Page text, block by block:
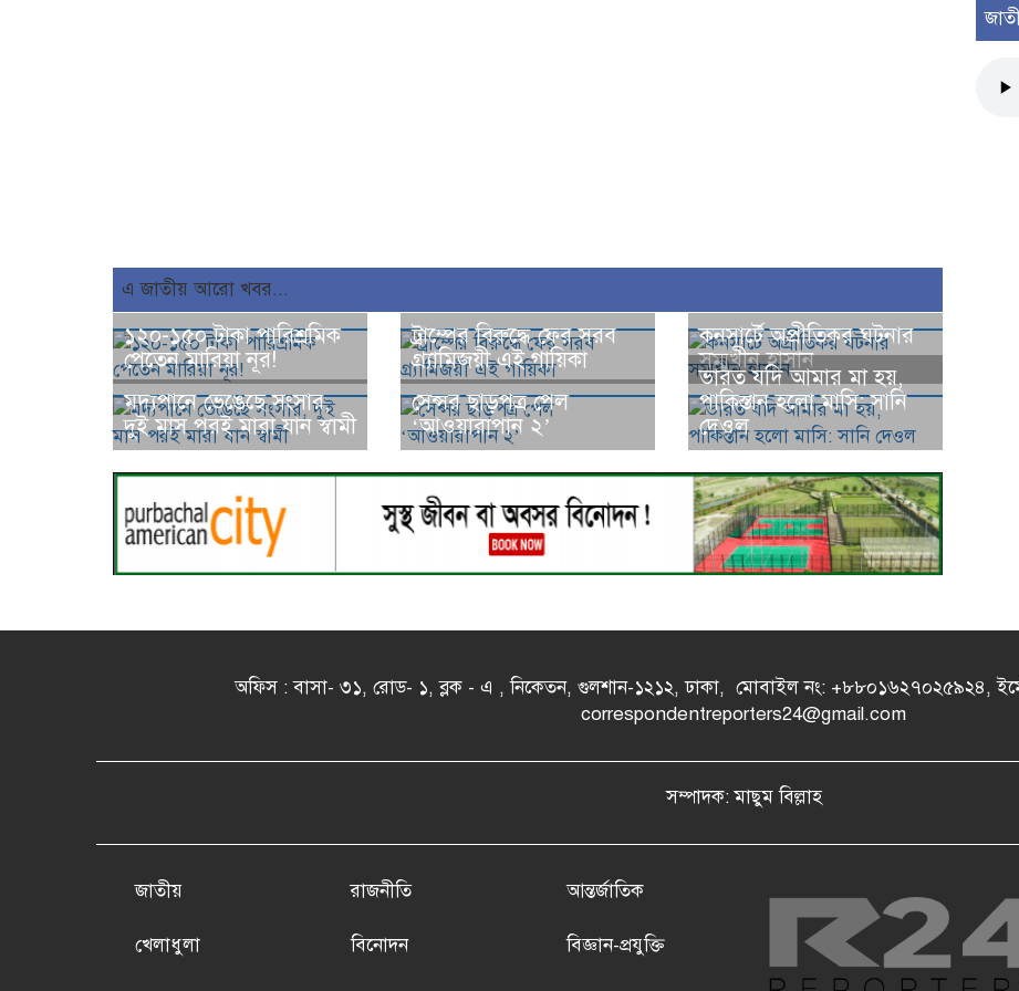
এ জাতীয় আরো খবর...
১২০-১৫০ টাকা পারিশ্রমিক
পেতেন মারিয়া নূর!
ট্রাম্পের বিরুদ্ধে ফের সরব
গ্র্যামিজয়ী এই গায়িকা
কনসার্টে অপ্রীতিকর ঘটনার
সম্মুখীন হাসান
মদ্যপানে ভেঙেছে সংসার,
দুই মাস পরই মারা যান স্বামী
সেন্সর ছাড়পত্র পেল
‘আওয়ারাপান ২’
ভারত যদি আমার মা হয়,
পাকিস্তান হলো মাসি: সানি
দেওল
অফিস : বাসা- ৩১, রোড- ১, ব্লক - এ , নিকেতন, গুলশান-১২১২, ঢাকা, মোবাইল নং: +৮৮০১৬২৭০২৫৯২৪,
correspondentreporters24@gmail.com
সম্পাদক: মাছুম বিল্লাহ
জাতীয় রাজনীতি আন্তর্জাতিক
খেলাধুলা বিনোদন বিজ্ঞান-প্রযুক্তি